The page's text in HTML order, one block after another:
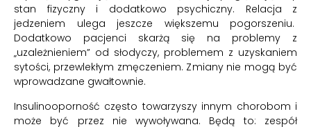
stan fizyczny i dodatkowo psychiczny. Relacja z
jedzeniem ulega jeszcze większemu pogorszeniu.
Dodatkowo pacjenci skarżą się na problemy z
„uzależnieniem” od słodyczy, problemem z uzyskaniem
sytości, przewlekłym zmęczeniem. Zmiany nie mogą być
wprowadzane gwałtownie.
Insulinooporność często towarzyszy innym chorobom i
może być przez nie wywoływana. Będą to: zespół